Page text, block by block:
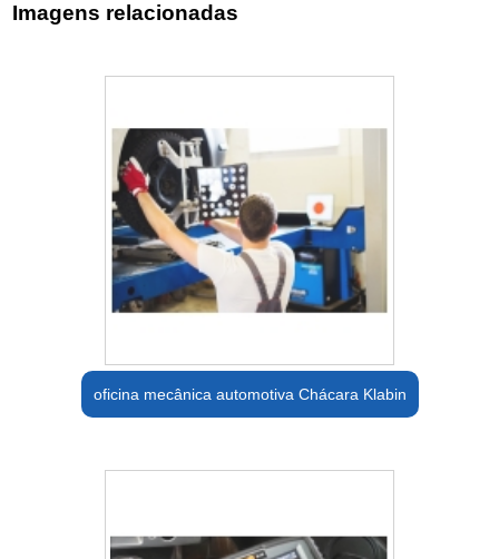
Imagens relacionadas
oficina mecânica automotiva Chácara Klabin